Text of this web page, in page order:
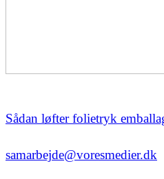
Sådan løfter folietryk
samarbejde@voresmedier.dk